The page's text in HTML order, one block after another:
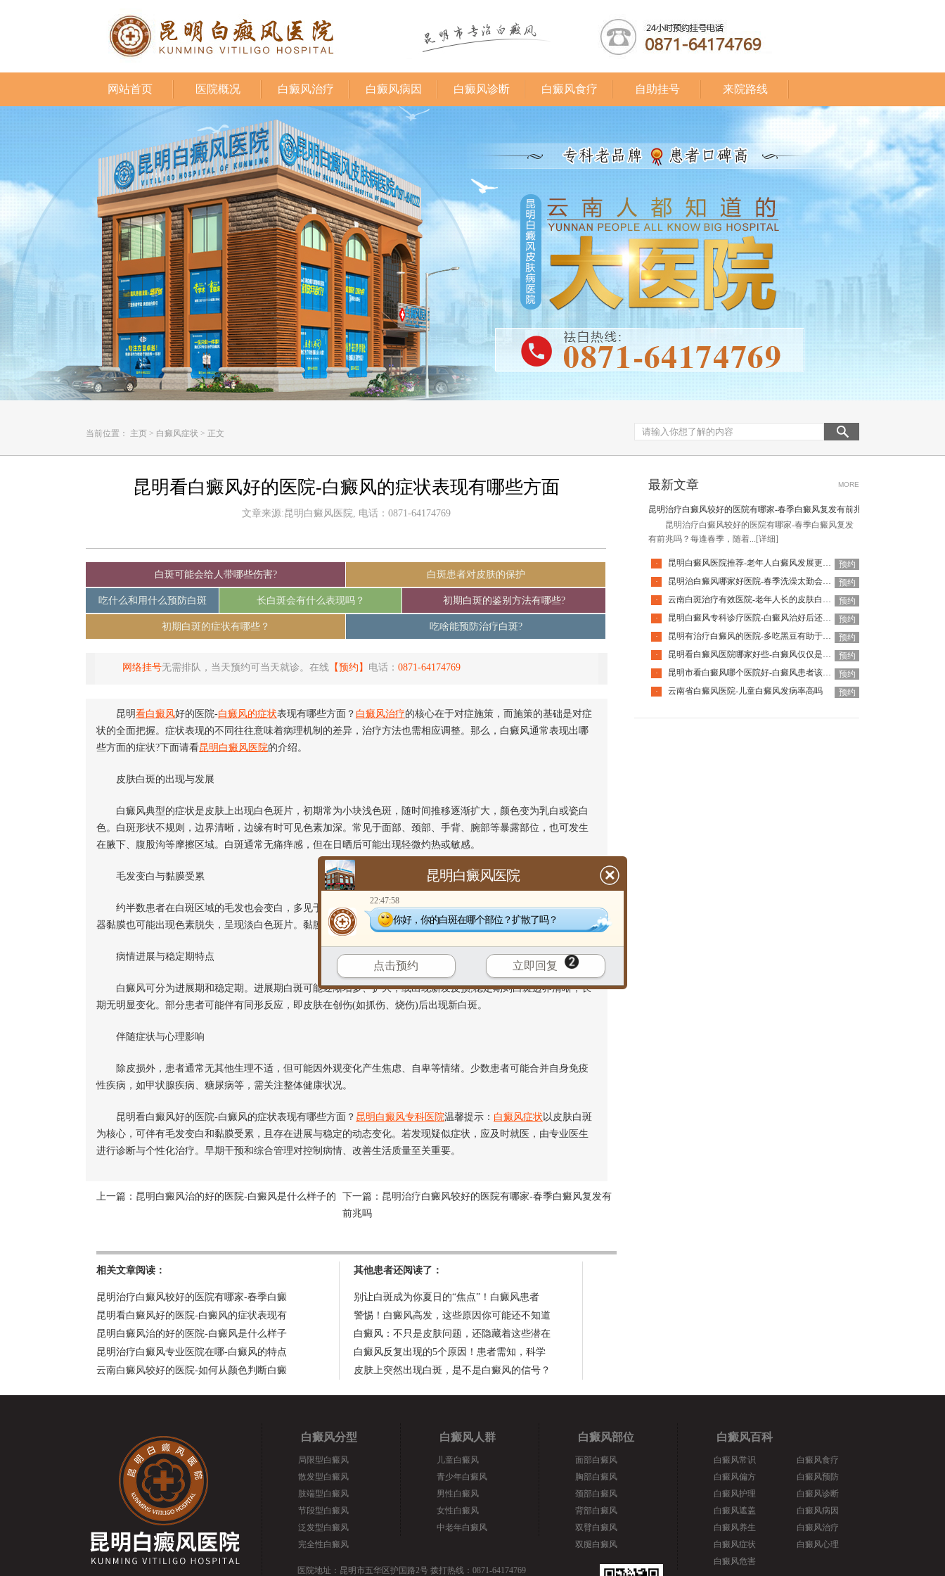
网站首页 医院概况 白癜风治疗 白癜风病因 白癜风诊断 白癜风食疗 自助挂号 来院路线
当前位置： 主页 > 白癜风症状 > 正文
昆明看白癜风好的医院-白癜风的症状表现有哪些方面
文章来源:昆明白癜风医院, 电话：0871-64174769
白斑可能会给人带哪些伤害? 白斑患者对皮肤的保护
吃什么和用什么预防白斑 长白斑会有什么表现吗？ 初期白斑的鉴别方法有哪些?
初期白斑的症状有哪些？ 吃啥能预防治疗白斑?
网络挂号无需排队，当天预约可当天就诊。在线 【预约】 电话： 0871-64174769
昆明看白癜风好的医院-白癜风的症状表现有哪些方面？ 白癜风治疗的核心在于对症施策，而施策的基础是对症
状的全面把握。症状表现的不同往往意味着病理机制的差异，治疗方法也需相应调整。那么，白癜风通常表现出哪
些方面的症状?下面请看昆明白癜风医院的介绍。
皮肤白斑的出现与发展
白癜风典型的症状是皮肤上出现白色斑片，初期常为小块浅色斑，随时间推移逐渐扩大，颜色变为乳白或瓷白
色。白斑形状不规则，边界清晰，边缘有时可见色素加深。常见于面部、颈部、手背、腕部等暴露部位，也可发生
在腋下、腹股沟等摩擦区域。白斑通常无痛痒感，但在日晒后可能出现轻微灼热或敏感。
毛发变白与黏膜受累
约半数患者在白斑区域的毛发也会变白，多见于头皮、眉毛、睫毛等部位。部分患者的口唇、口腔黏膜、生殖
器黏膜也可能出现色素脱失，呈现淡白色斑片。黏膜型白癜风有时易被忽视，需仔细检查。
病情进展与稳定期特点
白癜风可分为进展期和稳定期。进展期白斑可能逐渐增多、扩大，或出现新发皮损;稳定期则白斑边界清晰，长
期无明显变化。部分患者可能伴有同形反应，即皮肤在创伤(如抓伤、烧伤)后出现新白斑。
伴随症状与心理影响
除皮损外，患者通常无其他生理不适，但可能因外观变化产生焦虑、自卑等情绪。少数患者可能合并自身免疫
性疾病，如甲状腺疾病、糖尿病等，需关注整体健康状况。
昆明看白癜风好的医院-白癜风的症状表现有哪些方面？ 昆明白癜风专科医院温馨提示： 白癜风症状 以皮肤白斑
为核心，可伴有毛发变白和黏膜受累，且存在进展与稳定的动态变化。若发现疑似症状，应及时就医，由专业医生
进行诊断与个性化治疗。早期干预和综合管理对控制病情、改善生活质量至关重要。
上一篇： 昆明白癜风治的好的医院-白癜风是什么样子的 下一篇： 昆明治疗白癜风较好的医院有哪家-春季白癜风复发有
前兆吗
相关文章阅读：
昆明治疗白癜风较好的医院有哪家-春季白癜
昆明看白癜风好的医院-白癜风的症状表现有
昆明白癜风治的好的医院-白癜风是什么样子
昆明治疗白癜风专业医院在哪-白癜风的特点
云南白癜风较好的医院-如何从颜色判断白癜
其他患者还阅读了：
别让白斑成为你夏日的“焦点”！白癜风患者
警惕！白癜风高发，这些原因你可能还不知道
白癜风：不只是皮肤问题，还隐藏着这些潜在
白癜风反复出现的5个原因！患者需知，科学
皮肤上突然出现白斑，是不是白癜风的信号？
最新文章 MORE
昆明治疗白癜风较好的医院有哪家-春季白癜风复发有前兆吗
昆明治疗白癜风较好的医院有哪家-春季白癜风复发
有前兆吗？每逢春季，随着... [详细]
· 昆明白癜风医院推荐-老年人白癜风发展更快吗
预约
·
昆明治白癜风哪家好医院-春季洗澡太勤会刺激白癜风扩散吗
预约
·
云南白斑治疗有效医院-老年人长的皮肤白点都是白癜风吗
预约
·
昆明白癜风专科诊疗医院-白癜风治好后还会再次复发吗
预约
·
昆明有治疗白癜风的医院-多吃黑豆有助于白癜风恢复吗
预约
·
昆明看白癜风医院哪家好些-白癜风仅仅是皮肤问题吗
预约
·
昆明市看白癜风哪个医院好-白癜风患者该如何调整饮食
预约
·
云南省白癜风医院-儿童白癜风发病率高吗 预约
白癜风分型
局限型白癜风
散发型白癜风
肢端型白癜风
节段型白癜风
泛发型白癜风
完全性白癜风
白癜风人群
儿童白癜风
青少年白癜风
男性白癜风
女性白癜风
中老年白癜风
白癜风部位
面部白癜风
胸部白癜风
颈部白癜风
背部白癜风
双臂白癜风
双腿白癜风
白癜风百科
白癜风常识
白癜风偏方
白癜风护理
白癜风遮盖
白癜风养生
白癜风症状
白癜风危害
白癜风食疗
白癜风预防
白癜风诊断
白癜风病因
白癜风治疗
白癜风心理
医院地址：昆明市五华区护国路2号 拨打热线：0871-64174769
昆明白癜风医院
22:47:58
你好，你的白斑在哪个部位？扩散了吗？
点击预约 立即回复